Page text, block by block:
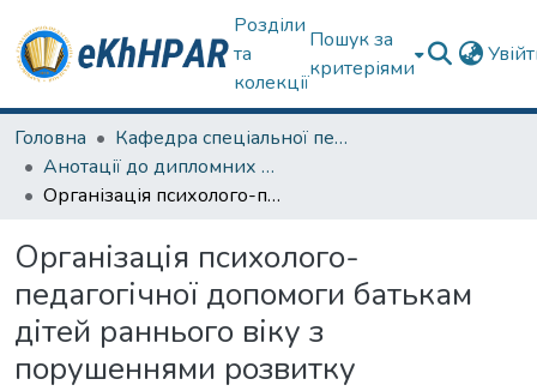
Розділи
та
колекції
Пошук за
критеріями
Головна
Кафедра спеціальної педагогіки і психології та інклюзивної освіти
Анотації до дипломних робіт
Організація психолого-педагогічної допомоги батькам дітей раннього віку з порушеннями розвитку
Організація психолого-
педагогічної допомоги батькам
дітей раннього віку з
порушеннями розвитку